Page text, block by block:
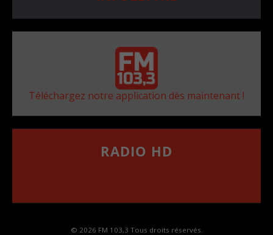
Téléchargez notre application dès maintenant !
RADIO HD
© 2026 FM 103,3 Tous droits réservés.